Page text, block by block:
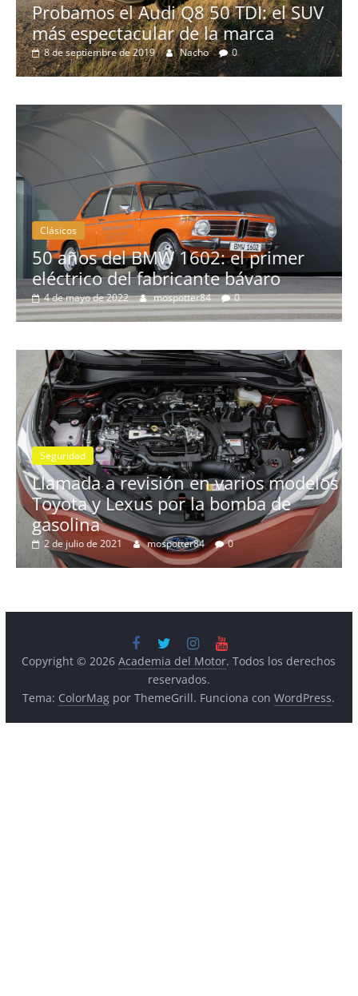
El Seat León 1.6 TDI 115cv a prueba
16 de agosto de 2019 mospotter84 0
Clásicos
La serie 300 de Peugeot
3 de febrero de 2022 mospotter84
Seguridad
Llamada a revisión en los
Clase A y GLB con cambio
7G-DCT
11 de diciembre de 2020 mospotter84 0
Academia del Motor. Todos los derechos
reservados.
por ThemeGrill. Funciona con